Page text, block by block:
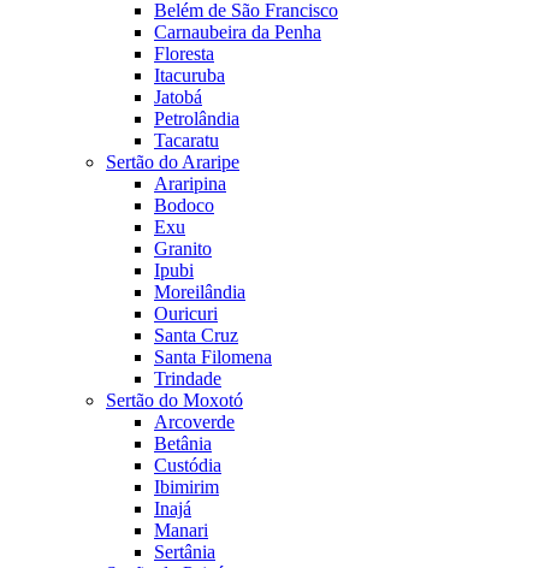
Belém de São Francisco
Carnaubeira da Penha
Floresta
Itacuruba
Jatobá
Petrolândia
Tacaratu
Sertão do Araripe
Araripina
Bodoco
Exu
Granito
Ipubi
Moreilândia
Ouricuri
Santa Cruz
Santa Filomena
Trindade
Sertão do Moxotó
Arcoverde
Betânia
Custódia
Ibimirim
Inajá
Manari
Sertânia